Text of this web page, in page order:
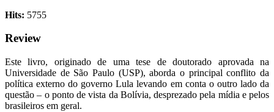
Hits: 5755
Review
Este livro, originado de uma tese de doutorado aprovada na
Universidade de São Paulo (USP), aborda o principal conflito da
política externo do governo Lula levando em conta o outro lado da
questão – o ponto de vista da Bolívia, desprezado pela mídia e pelos
brasileiros em geral.